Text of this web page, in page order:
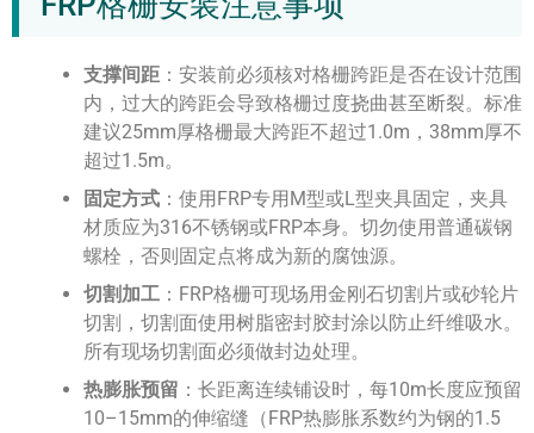
支撑间距 ：安装前必须核对格栅跨距是否在设计范围
内，过大的跨距会导致格栅过度挠曲甚至断裂。标准
建议25mm厚格栅最大跨距不超过1.0m，38mm厚不
超过1.5m。
固定方式 ：使用FRP专用M型或L型夹具固定，夹具
材质应为316不锈钢或FRP本身。切勿使用普通碳钢
螺栓，否则固定点将成为新的腐蚀源。
切割加工 ：FRP格栅可现场用金刚石切割片或砂轮片
切割，切割面使用树脂密封胶封涂以防止纤维吸水。
所有现场切割面必须做封边处理。
热膨胀预留 ：长距离连续铺设时，每10m长度应预留
10–15mm的伸缩缝（FRP热膨胀系数约为钢的1.5